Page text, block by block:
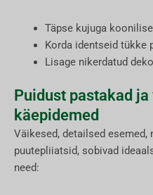
Täpse kujuga
Korda identseid tükke
Lisage nikerdatud
Puidust pastakad ja
käepidemed
Väikesed, detailsed esemed,
puutepliiatsid, sobivad
need: